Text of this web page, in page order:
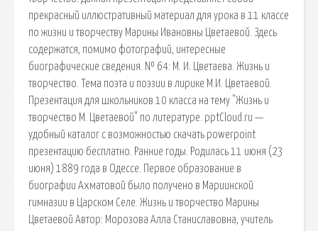
прекрасный иллюстративный материал для урока в 11 классе
по жизни и творчеству Марины Ивановны Цветаевой. Здесь
содержатся, помимо фотографий, интересные
биографические сведения. № 64: М. И. Цветаева. Жизнь и
творчество. Тема поэта и поэзии в лирике М.И. Цветаевой.
Презентация для школьников 10 класса на тему "Жизнь и
творчество М. Цветаевой" по литературе. pptCloud.ru —
удобный каталог с возможностью скачать powerpoint
презентацию бесплатно. Ранние годы. Родилась 11 июня (23
июня) 1889 года в Одессе. Первое образование в
биографии Ахматовой было получено в Мариинской
гимназии в Царском Селе. Жизнь и творчество Марины
Цветаевой Автор: Морозова Алла Станиславовна, учитель